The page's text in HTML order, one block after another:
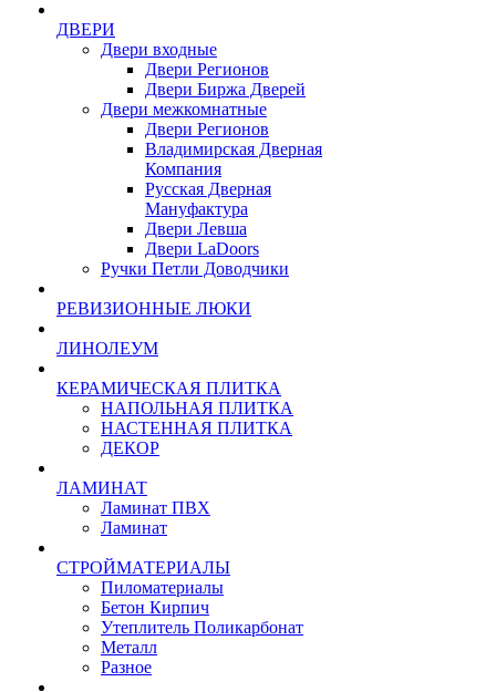
ДВЕРИ
Двери входные
Двери Регионов
Двери Биржа Дверей
Двери межкомнатные
Двери Регионов
Владимирская Дверная
Компания
Русская Дверная
Мануфактура
Двери Левша
Двери LaDoors
Ручки Петли Доводчики
РЕВИЗИОННЫЕ ЛЮКИ
ЛИНОЛЕУМ
КЕРАМИЧЕСКАЯ ПЛИТКА
НАПОЛЬНАЯ ПЛИТКА
НАСТЕННАЯ ПЛИТКА
ДЕКОР
ЛАМИНАТ
Ламинат ПВХ
Ламинат
СТРОЙМАТЕРИАЛЫ
Пиломатериалы
Бетон Кирпич
Утеплитель Поликарбонат
Металл
Разное